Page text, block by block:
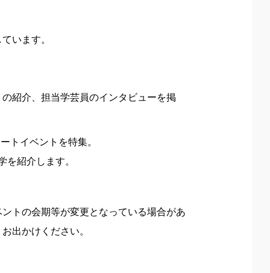
います。
紹介、担当学芸員のインタビューを掲
トイベントを特集。
紹介します。
トの会期等が変更となっている場合があ
出かけください。